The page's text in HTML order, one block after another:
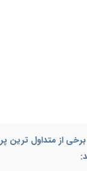
برخی از متداول